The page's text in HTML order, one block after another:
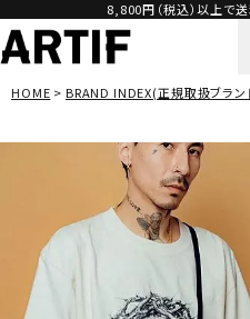
8,800円（税込）以上で
HOME BRAND INDEX(正規取扱ブラン